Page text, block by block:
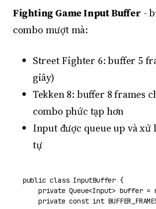
Fighting Game Input Buffer -
combo mượt mà:
Street Fighter 6: buffer 5
giây)
Tekken 8: buffer 8 frames
combo phức tạp hơn
Input được queue up và xử
tự
public class InputBuffer {
private Queue<Input> buffer =
private const int